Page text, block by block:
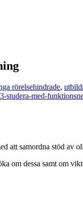
rörelsehindrade,
studera-med-
att samordna stöd av
om dessa samt om